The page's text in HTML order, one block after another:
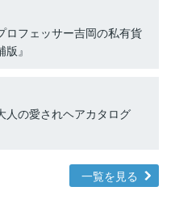
ロフェッサー吉岡の私有貨
』
人の愛されヘアカタログ
一覧を見る